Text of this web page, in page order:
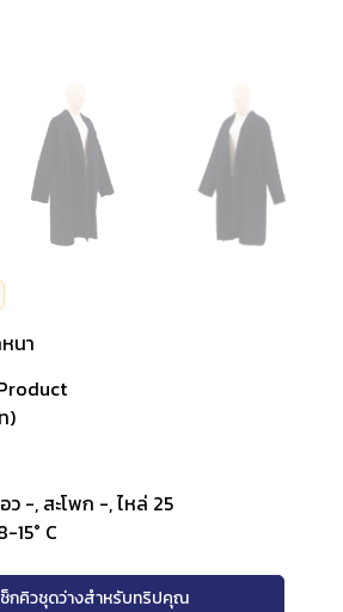
นา
)
ว -, สะโพก -, ไหล่ 25
15° C
ช็กคิวชุดว่างสำหรับทริปคุณ